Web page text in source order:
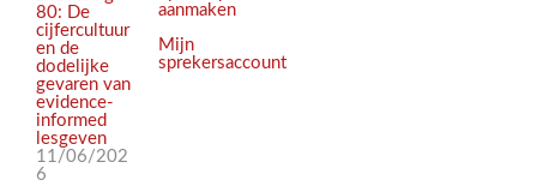
80: De
cijfercultuur
en de
dodelijke
gevaren van
evidence-
informed
lesgeven
11/06/202
6
aanmaken
Mijn
sprekersaccount